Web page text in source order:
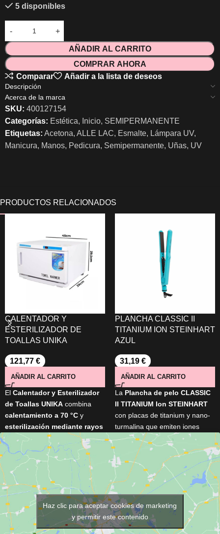
5 disponibles
AÑADIR AL CARRITO
COMPRAR AHORA
Comparar
Añadir a la lista de deseos
Descripción
Acerca de la marca
SKU: 400127154
Categorías: Estética, Inicio, SEMIPERMANENTE
Etiquetas: Acetona, ALLE LAC, Esmalte, Lámpara UV,
Manicura, Manos, Pedicura, Semipermanente, Uñas, UV
CALENTADOR Y
ESTERILIZADOR DE
TOALLAS UNIKA
121,77 €
AÑADIR AL CARRITO
El Calentador y Esterilizador
de Toallas UNIKA combina
calentamiento a 70 °C y
esterilización mediante rayos
para mantener las toallas
listas para cada servicio. Con
16 litros de capacidad
espacio para hasta 8 toallas
una resistente estructura de
acero inoxidable, es perfecto
para peluquerías, barberías,
spas y centros de estética.
PLANCHA CLASSIC II
TITANIUM ION STEINHART
AZUL
31,19 €
AÑADIR AL CARRITO
La Plancha de pelo CLASSIC
II TITANIUM Ion STEINHART
con placas de titanium y nano-
turmalina que emiten iones
negativos para un cabello más
brillante y sin frizz. Alcanza
230ºC rápidamente y permite
alisar, rizar u ondular con
facilidad. Protección por rayos
infrarrojos para cuidar la fibra
capilar. Barril redondeado y
cable profesional giratorio de 3
metros. Desconexión
Haz clic para aceptar cookies de marketing
y permitir este contenido